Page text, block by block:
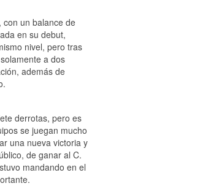
con un balance de
en su debut,
nivel, pero tras
a dos
además de
derrotas, pero es
se juegan mucho
una nueva victoria y
de ganar al C.
mandando en el